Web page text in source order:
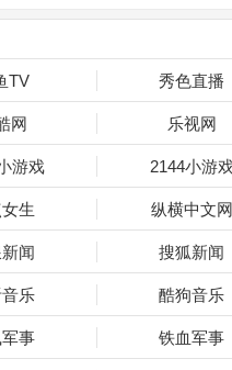
TV 秀色直播
网 乐视网
游戏 2144小游
生 纵横中文网
闻 搜狐新闻
乐 酷狗音乐
事 铁血军事